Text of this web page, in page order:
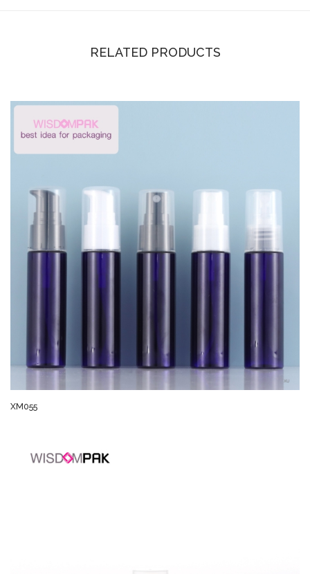
RELATED PRODUCTS
XM055